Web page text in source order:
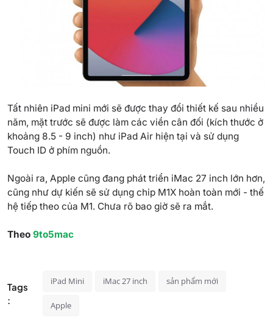
Tất nhiên iPad mini mới sẽ được thay đổi thiết kế sau nhiều
năm, mặt trước sẽ được làm các viền cân đối (kích thước ở
khoảng 8.5 - 9 inch) như iPad Air hiện tại và sử dụng
Touch ID ở phím nguồn.
Ngoài ra, Apple cũng đang phát triển iMac 27 inch lớn hơn,
cũng như dự kiến sẽ sử dụng chip M1X hoàn toàn mới - thế
hệ tiếp theo của M1. Chưa rõ bao giờ sẽ ra mắt.
Theo 9to5mac
Tags
:
iPad Mini iMac 27 inch sản phẩm mới
Apple